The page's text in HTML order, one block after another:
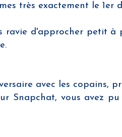
très exactement le 1er
ravie d'approcher petit
avec les copains,
Snapchat, vous avez